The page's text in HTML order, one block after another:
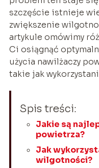
szczęście istnieje
zwiększenie
artykule omówimy
Ci osiągnąć
użycia nawilżaczy
takie jak
Spis treści:
Jakie są
powietrza?
Jak
wilgotności?